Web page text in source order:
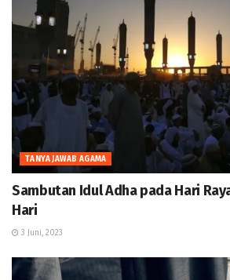
TANYA JAWAB AGAMA
Sambutan Idul Adha pada Hari
Hari
3 Juni, 2023